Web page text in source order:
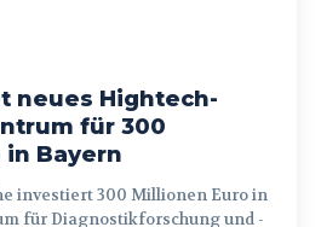
neues Hightech-
für 300
Bayern
für Diagnostikforschung und -